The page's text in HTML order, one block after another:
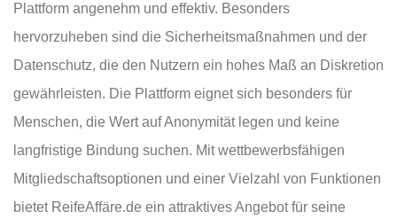
Plattform angenehm und effektiv. Besonders
hervorzuheben sind die Sicherheitsmaßnahmen und der
Datenschutz, die den Nutzern ein hohes Maß an Diskretion
gewährleisten. Die Plattform eignet sich besonders für
Menschen, die Wert auf Anonymität legen und keine
langfristige Bindung suchen. Mit wettbewerbsfähigen
Mitgliedschaftsoptionen und einer Vielzahl von Funktionen
bietet ReifeAffäre.de ein attraktives Angebot für seine